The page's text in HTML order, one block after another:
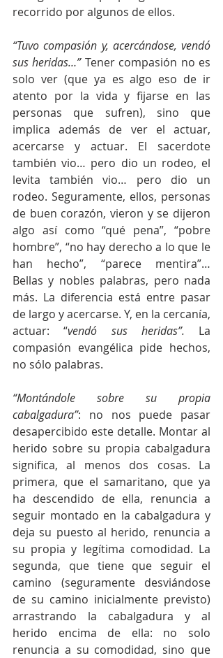
recorrido por algunos de ellos.
“Tuvo compasión y, acercándose, vendó
sus heridas…” Tener compasión no es
solo ver (que ya es algo eso de ir
atento por la vida y fijarse en las
personas que sufren), sino que
implica además de ver el actuar,
acercarse y actuar. El sacerdote
también vio… pero dio un rodeo, el
levita también vio… pero dio un
rodeo. Seguramente, ellos, personas
de buen corazón, vieron y se dijeron
algo así como “qué pena”, “pobre
hombre”, “no hay derecho a lo que le
han hecho”, “parece mentira”…
Bellas y nobles palabras, pero nada
más. La diferencia está entre pasar
de largo y acercarse. Y, en la cercanía,
actuar: “vendó sus heridas”. La
compasión evangélica pide hechos,
no sólo palabras.
“Montándole sobre su propia
cabalgadura”: no nos puede pasar
desapercibido este detalle. Montar al
herido sobre su propia cabalgadura
significa, al menos dos cosas. La
primera, que el samaritano, que ya
ha descendido de ella, renuncia a
seguir montado en la cabalgadura y
deja su puesto al herido, renuncia a
su propia y legítima comodidad. La
segunda, que tiene que seguir el
camino (seguramente desviándose
de su camino inicialmente previsto)
arrastrando la cabalgadura y al
herido encima de ella: no solo
renuncia a su comodidad, sino que